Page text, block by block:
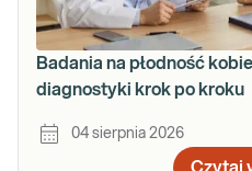
Badania na płodność
diagnostyki krok po kroku
04 sierpnia 2026